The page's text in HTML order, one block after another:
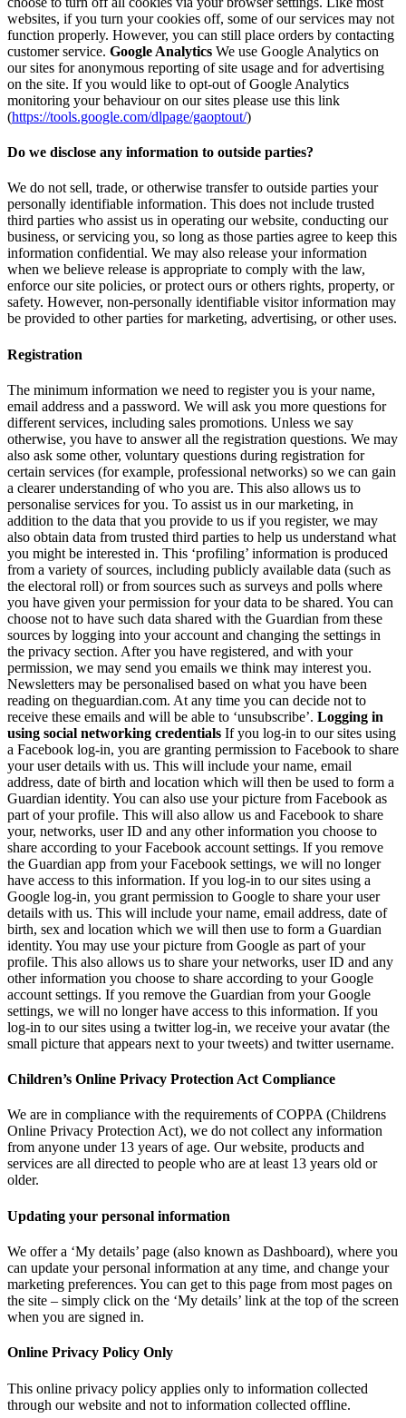
websites, if you turn your cookies off, some of our services may not
function properly. However, you can still place orders by contacting
customer service. Google Analytics We use Google Analytics on
our sites for anonymous reporting of site usage and for advertising
on the site. If you would like to opt-out of Google Analytics
monitoring your behaviour on our sites please use this link
(https://tools.google.com/dlpage/gaoptout/)
Do we disclose any information to outside parties?
We do not sell, trade, or otherwise transfer to outside parties your
personally identifiable information. This does not include trusted
third parties who assist us in operating our website, conducting our
business, or servicing you, so long as those parties agree to keep this
information confidential. We may also release your information
when we believe release is appropriate to comply with the law,
enforce our site policies, or protect ours or others rights, property, or
safety. However, non-personally identifiable visitor information may
be provided to other parties for marketing, advertising, or other uses.
Registration
The minimum information we need to register you is your name,
email address and a password. We will ask you more questions for
different services, including sales promotions. Unless we say
otherwise, you have to answer all the registration questions. We may
also ask some other, voluntary questions during registration for
certain services (for example, professional networks) so we can gain
a clearer understanding of who you are. This also allows us to
personalise services for you. To assist us in our marketing, in
addition to the data that you provide to us if you register, we may
also obtain data from trusted third parties to help us understand what
you might be interested in. This ‘profiling’ information is produced
from a variety of sources, including publicly available data (such as
the electoral roll) or from sources such as surveys and polls where
you have given your permission for your data to be shared. You can
choose not to have such data shared with the Guardian from these
sources by logging into your account and changing the settings in
the privacy section. After you have registered, and with your
permission, we may send you emails we think may interest you.
Newsletters may be personalised based on what you have been
reading on theguardian.com. At any time you can decide not to
receive these emails and will be able to ‘unsubscribe’. Logging in
using social networking credentials If you log-in to our sites using
a Facebook log-in, you are granting permission to Facebook to share
your user details with us. This will include your name, email
address, date of birth and location which will then be used to form a
Guardian identity. You can also use your picture from Facebook as
part of your profile. This will also allow us and Facebook to share
your, networks, user ID and any other information you choose to
share according to your Facebook account settings. If you remove
the Guardian app from your Facebook settings, we will no longer
have access to this information. If you log-in to our sites using a
Google log-in, you grant permission to Google to share your user
details with us. This will include your name, email address, date of
birth, sex and location which we will then use to form a Guardian
identity. You may use your picture from Google as part of your
profile. This also allows us to share your networks, user ID and any
other information you choose to share according to your Google
account settings. If you remove the Guardian from your Google
settings, we will no longer have access to this information. If you
log-in to our sites using a twitter log-in, we receive your avatar (the
small picture that appears next to your tweets) and twitter username.
Children’s Online Privacy Protection Act Compliance
We are in compliance with the requirements of COPPA (Childrens
Online Privacy Protection Act), we do not collect any information
from anyone under 13 years of age. Our website, products and
services are all directed to people who are at least 13 years old or
older.
Updating your personal information
We offer a ‘My details’ page (also known as Dashboard), where you
can update your personal information at any time, and change your
marketing preferences. You can get to this page from most pages on
the site – simply click on the ‘My details’ link at the top of the screen
when you are signed in.
Online Privacy Policy Only
This online privacy policy applies only to information collected
through our website and not to information collected offline.